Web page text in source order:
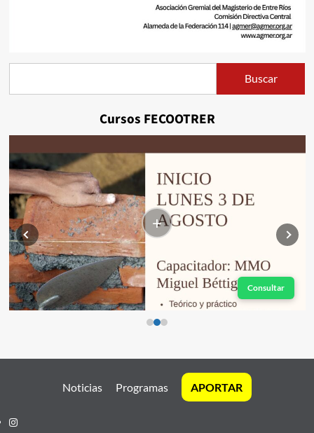
Buscar
Cursos FECOOTRER
+
Consultar
Noticias Programas APORTAR
Instagram